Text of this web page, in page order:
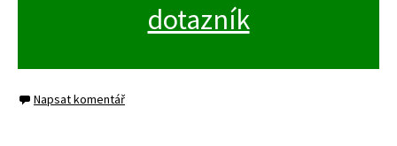
dotazník
Napsat komentář